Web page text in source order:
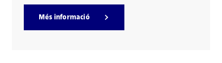
Més informació